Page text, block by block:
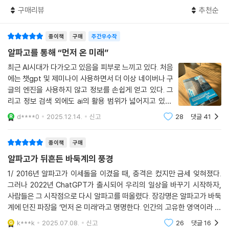
술을 보유한 빅테크 기업이 어떤 업계의 판도와 그 업계에 속한 이들의 삶
“AI 시대에 예술가들은 자신이 작품을 만드는 과정으로 이야기를 잘 만드
는 기술과 그 자신을 교묘하게 상품화하여 판매하는 방법을 배워야 할지도
모르겠다. 스포츠카를 사서 인증하거나, 다른 유명 인사를 저격하는 요령
도 함께.” _268쪽
“나는 가치가 기술을 이끌기를 바란다.
가치 있는 기술은 그런 맥락에서만 나온다.
인공지능은 그저 도구일 뿐이라는 거짓말
과학기술에 대한 가치의 통제가 가능하려면…
일부 전문가는 ‘인공지능은 그저 도구일 뿐, 사용 여부는 각자 선택하면 된
다’라고 주장한다. 장강명은 그들의 순진한 전망은 틀렸다고 단언한다. 어
떤 기술은 사람들의 인식과 행동에까지 영향을 미친다는 것이다. 현대인에
구매리뷰 추천순
종이책 구매 주간우수작
알파고를 통해 “먼저 온 미래”
최근 AI시대가 다가오고 있음을 피부로 느끼고 있다. 처음
에는 챗gpt 및 제미나이 사용하면서 더 이상 네이버나 구
글의 엔진을 사용하지 않고 정보를 손쉽게 얻고 있다. 그
리고 정보 검색 외에도 ai의 활용 범위가 넓어지고 있다.
고민이 있을 때나 용기를 얻고 싶을 때에도 챗gpt나 제미
나이에게 조언을 구한다. 그러면서 문득 활용을 넘어서서
d****0 2025.12.14. 신고 28 댓글 41
종이책 구매
알파고가 뒤흔든 바둑계의 풍경
1/ 2016년 알파고가 이세돌을 이겼을 때, 충격은 컸지만 금세 잊혀졌다.
그러나 2022년 ChatGPT가 출시되어 우리의 일상을 바꾸기 시작하자,
사람들은 그 시작점으로 다시 알파고를 떠올렸다. 장강명은 알파고가 바둑
계에 던진 파장을 ‘먼저 온 미래’라고 명명한다. 인간의 고유한 영역이라 여
겨졌던 바둑에서 AI가 승리를 거두자, 수많은 바둑 프로 기사들의 권위와
자존이 무너지는
k***k 2025.07.08. 신고 26 댓글16